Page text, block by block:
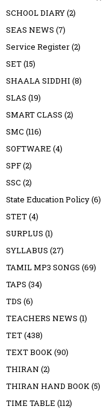
SCHOOL DIARY(2)
SEAS NEWS (7)
Service Register(2)
SET(15)
SHAALA SIDDHI (8)
SLAS (19)
SMART CLASS (2)
SMC (116)
SOFTWARE (4)
SPF(2)
SSC (2)
State Education Policy(6)
STET(4)
SURPLUS (1)
SYLLABUS (27)
TAMIL MP3 SONGS (69)
TAPS (34)
TDS (6)
TEACHERS NEWS (1)
TET(438)
TEXT BOOK(90)
THIRAN (2)
THIRAN HAND BOOK(5)
TIME TABLE (112)